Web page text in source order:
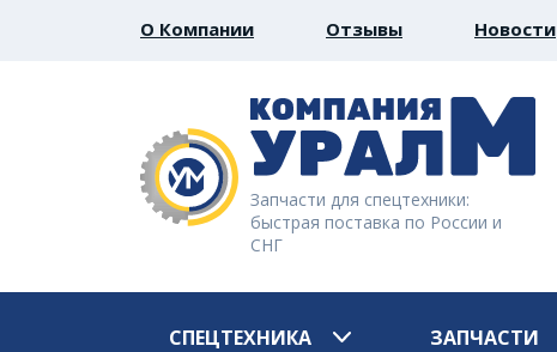
О Компании Отзывы Новости
Запчасти для спецтехники:
быстрая поставка по России и
СНГ
СПЕЦТЕХНИКА ЗАПЧАСТИ